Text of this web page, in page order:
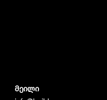
მეილი